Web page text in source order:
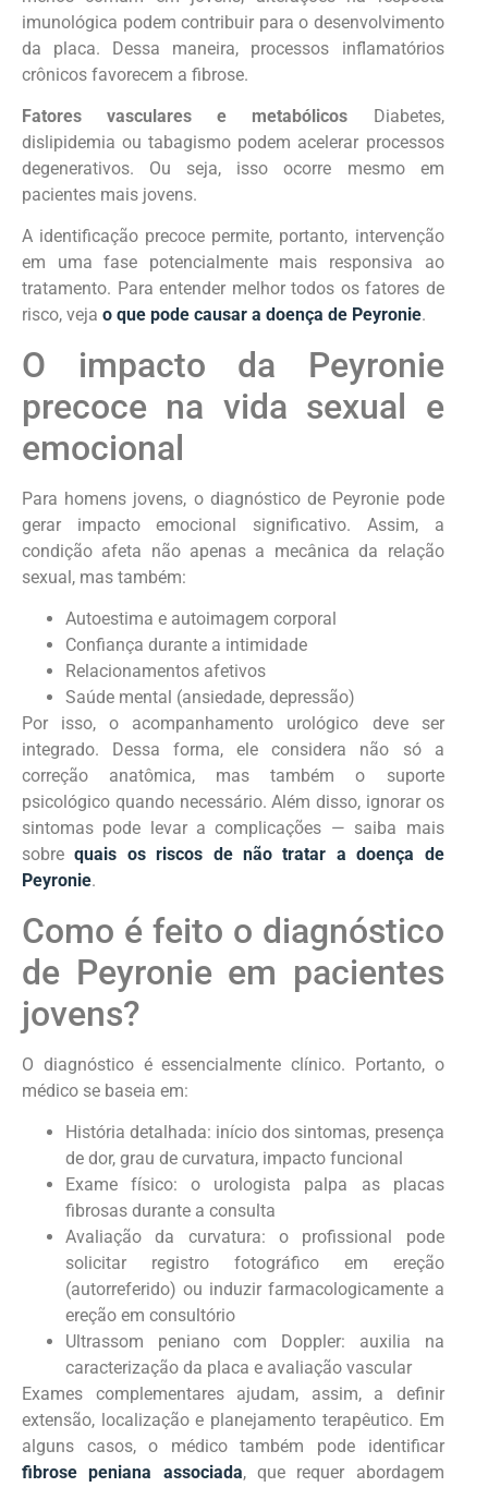
imunológica podem contribuir para o desenvolvimento
da placa. Dessa maneira, processos inflamatórios
crônicos favorecem a fibrose.
Fatores vasculares e metabólicos Diabetes,
dislipidemia ou tabagismo podem acelerar processos
degenerativos. Ou seja, isso ocorre mesmo em
pacientes mais jovens.
A identificação precoce permite, portanto, intervenção
em uma fase potencialmente mais responsiva ao
tratamento. Para entender melhor todos os fatores de
risco, veja o que pode causar a doença de Peyronie.
O impacto da Peyronie
precoce na vida sexual e
emocional
Para homens jovens, o diagnóstico de Peyronie pode
gerar impacto emocional significativo. Assim, a
condição afeta não apenas a mecânica da relação
sexual, mas também:
Autoestima e autoimagem corporal
Confiança durante a intimidade
Relacionamentos afetivos
Saúde mental (ansiedade, depressão)
Por isso, o acompanhamento urológico deve ser
integrado. Dessa forma, ele considera não só a
correção anatômica, mas também o suporte
psicológico quando necessário. Além disso, ignorar os
sintomas pode levar a complicações — saiba mais
sobrequais os riscos de não tratar a doença de
Peyronie.
Como é feito o diagnóstico
de Peyronie em pacientes
jovens?
O diagnóstico é essencialmente clínico. Portanto, o
médico se baseia em:
História detalhada: início dos sintomas, presença
de dor, grau de curvatura, impacto funcional
Exame físico: o urologista palpa as placas
fibrosas durante a consulta
Avaliação da curvatura: o profissional pode
solicitar registro fotográfico em ereção
(autorreferido) ou induzir farmacologicamente a
ereção em consultório
Ultrassom peniano com Doppler: auxilia na
caracterização da placa e avaliação vascular
Exames complementares ajudam, assim, a definir
extensão, localização e planejamento terapêutico. Em
alguns casos, o médico também pode identificar
fibrose peniana associada, que requer abordagem